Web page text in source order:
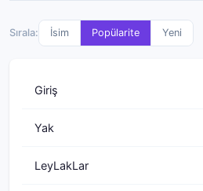
Sırala: İsim Popülarite Yeni
Giriş
Yak
LeyLakLar